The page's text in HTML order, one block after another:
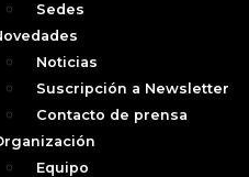
Sedes
Noticias
Suscripción a Newsletter
Contacto de prensa
Equipo